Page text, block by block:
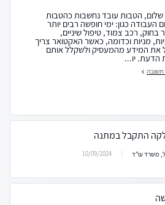
הטבות עובד נחשבות כהטבות
העבודה כגון: ימי חופשה רבים יותר
בחוק, רכב צמוד, טיפול שיניים,
מניות וכדומה, כאשר האקטואר צריך
את המידע מהמעסיק ולשקלל אותם
הדעת. יו...
התקבל במתנה
משרד עו"ד 10/09/2024